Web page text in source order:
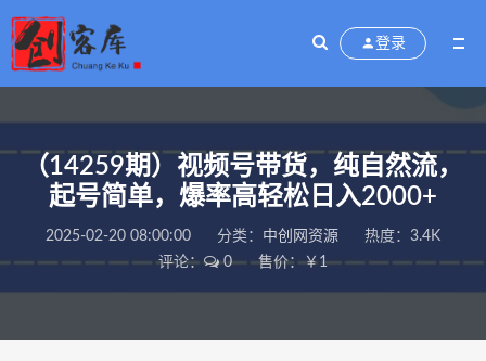
登录
（14259期）视频号带货，纯自然流，
起号简单，爆率高轻松日入2000+
2025-02-20 08:00:00 分类： 中创网资源
热度：3.4K
评论：
0 售价：￥1